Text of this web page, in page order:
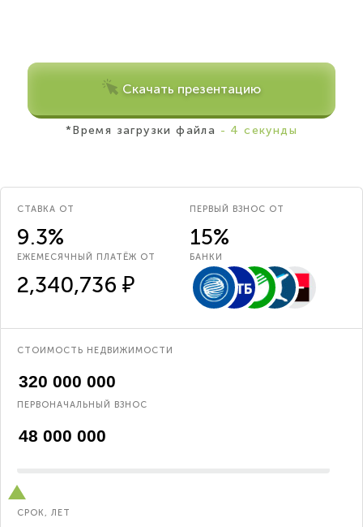
Скачать презентацию
*Время загрузки файла - 4 секунды
СТАВКА ОТ
9.3%
ПЕРВЫЙ ВЗНОС ОТ
15%
ЕЖЕМЕСЯЧНЫЙ ПЛАТЁЖ ОТ
2,340,736 ₽
БАНКИ
СТОИМОСТЬ НЕДВИЖИМОСТИ
ПЕРВОНАЧАЛЬНЫЙ ВЗНОС
СРОК, ЛЕТ